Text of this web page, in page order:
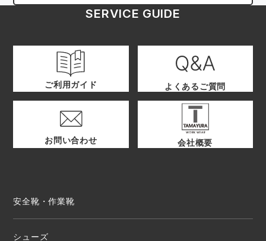
SERVICE GUIDE
ご利用ガイド よくあるご質問
お問い合わせ 会社概要
安全靴・作業靴
シューズ